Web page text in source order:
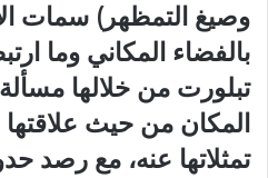
وصيغ التمظهر) سمات
بالفضاء المكاني وما
تبلورت من خلالها
المكان من حيث علاقتها
تمثلاتها عنه، مع رصد